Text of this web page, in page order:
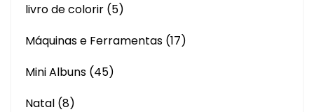
livro de colorir (5)
Máquinas e Ferramentas (17)
Mini Albuns (45)
Natal (8)